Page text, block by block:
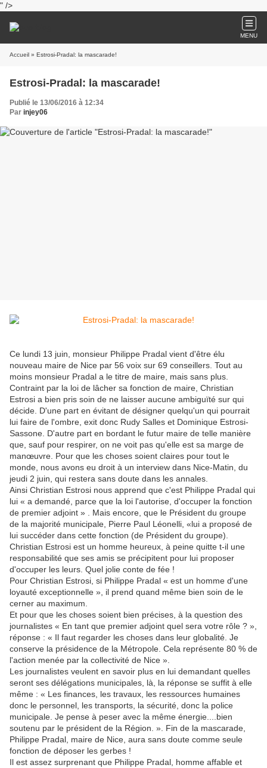
" />
MENU
Accueil » Estrosi-Pradal: la mascarade!
Estrosi-Pradal: la mascarade!
Publié le 13/06/2016 à 12:34
Par injey06
Ce lundi 13 juin, monsieur Philippe Pradal vient d'être élu
nouveau maire de Nice par 56 voix sur 69 conseillers. Tout au
moins monsieur Pradal a le titre de maire, mais sans plus.
Contraint par la loi de lâcher sa fonction de maire, Christian
Estrosi a bien pris soin de ne laisser aucune ambiguïté sur qui
décide. D'une part en évitant de désigner quelqu'un qui pourrait
lui faire de l'ombre, exit donc Rudy Salles et Dominique Estrosi-
Sassone. D'autre part en bordant le futur maire de telle manière
que, sauf pour respirer, on ne voit pas qu'elle est sa marge de
manœuvre. Pour que les choses soient claires pour tout le
monde, nous avons eu droit à un interview dans Nice-Matin, du
jeudi 2 juin, qui restera sans doute dans les annales.
Ainsi Christian Estrosi nous apprend que c'est Philippe Pradal qui
lui « a demandé, parce que la loi l'autorise, d'occuper la fonction
de premier adjoint » . Mais encore, que le Président du groupe
de la majorité municipale, Pierre Paul Léonelli, «lui a proposé de
lui succéder dans cette fonction (de Président du groupe).
Christian Estrosi est un homme heureux, à peine quitte t-il une
responsabilité que ses amis se précipitent pour lui proposer
d'occuper les leurs. Quel jolie conte de fée !
Pour Christian Estrosi, si Philippe Pradal « est un homme d'une
loyauté exceptionnelle », il prend quand même bien soin de le
cerner au maximum.
Et pour que les choses soient bien précises, à la question des
journalistes « En tant que premier adjoint quel sera votre rôle ? »,
réponse : « Il faut regarder les choses dans leur globalité. Je
conserve la présidence de la Métropole. Cela représente 80 % de
l'action menée par la collectivité de Nice ».
Les journalistes veulent en savoir plus en lui demandant quelles
seront ses délégations municipales, là, la réponse se suffit à elle
même : « Les finances, les travaux, les ressources humaines
donc le personnel, les transports, la sécurité, donc la police
municipale. Je pense à peser avec la même énergie....bien
soutenu par le président de la Région. ». Fin de la mascarade,
Philippe Pradal, maire de Nice, aura sans doute comme seule
fonction de déposer les gerbes !
Il est assez surprenant que Philippe Pradal, homme affable et